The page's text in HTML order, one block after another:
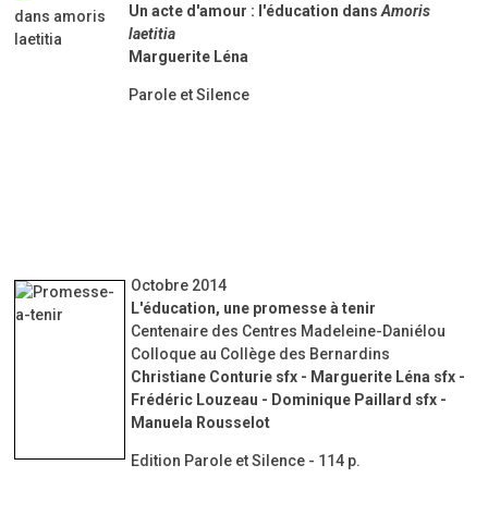
Un acte d'amour : l'éducation dans Amoris
laetitia
Marguerite Léna
Parole et Silence
Octobre 2014
L'éducation, une promesse à tenir
Centenaire des Centres Madeleine-Daniélou
Colloque au Collège des Bernardins
Christiane Conturie sfx - Marguerite Léna sfx -
Frédéric Louzeau - Dominique Paillard sfx -
Manuela Rousselot
Edition Parole et Silence - 114 p.